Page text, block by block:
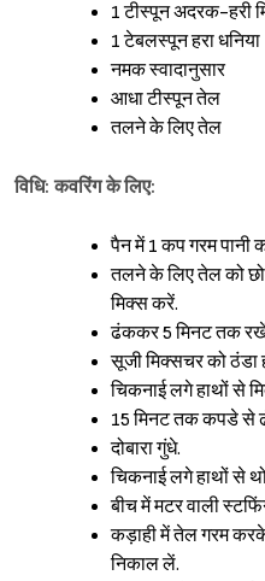
1 टीस्पून अदरक-हरी
1 टेबलस्पून हरा धनिया
नमक स्वादानुसार
आधा टीस्पून तेल
तलने के लिए तेल
विधि: कवरिंग के लिए:
पैन में 1 कप गरम
तलने के लिए तेल को
मिक्स करें.
ढंककर 5 मिनट तक
सूजी मिक्सचर को ठंडा
चिकनाई लगे हाथों से
15 मिनट तक कपडे से
दोबारा गुंधे.
चिकनाई लगे हाथों से
बीच में मटर वाली
कड़ाही में तेल गरम
निकाल लें.